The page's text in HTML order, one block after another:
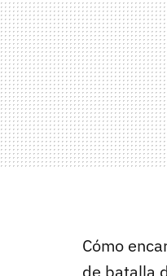
Cómo
de batalla